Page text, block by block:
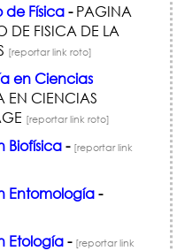
de Física-PAGINA
DE FISICA DE LA
[reportar link roto]
en Ciencias
EN CIENCIAS
[reportar link roto]
Biofísica- [reportar link
Entomología-
Etología- [reportar link